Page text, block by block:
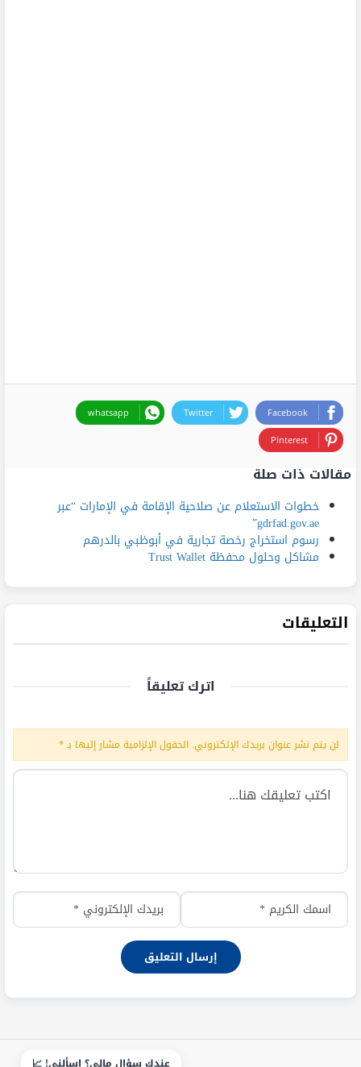
Facebook
Twitter
whatsapp
Pinterest
مقالات ذات صلة
خطوات الاستعلام عن صلاحية الإقامة في الإمارات “عبر
gdrfad.gov.ae”
رسوم استخراج رخصة تجارية في أبوظبي بالدرهم
مشاكل وحلول محفظة Trust Wallet
التعليقات
اترك تعليقاً
لن يتم نشر عنوان بريدك الإلكتروني. الحقول الإلزامية مشار إليها بـ*
عندك سؤال مالي؟ اسألني! 📈